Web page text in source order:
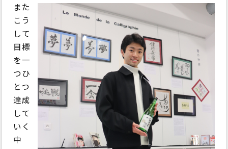
また
こう
して
目標
を一
つひ
とつ
達成
して
いく
中